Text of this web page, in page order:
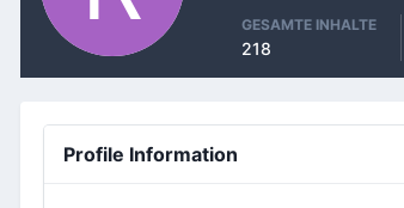
GESAMTE INHALTE
218
Profile Information